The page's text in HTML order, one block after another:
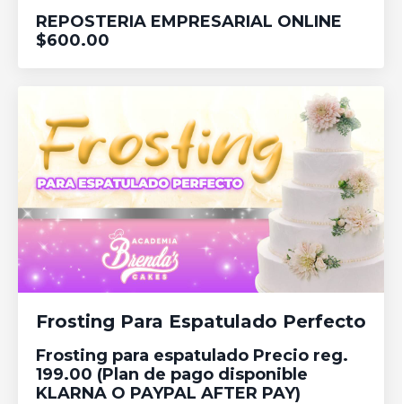
REPOSTERIA EMPRESARIAL ONLINE
$600.00
Frosting Para Espatulado Perfecto
Frosting para espatulado Precio reg.
199.00 (Plan de pago disponible
KLARNA O PAYPAL AFTER PAY)